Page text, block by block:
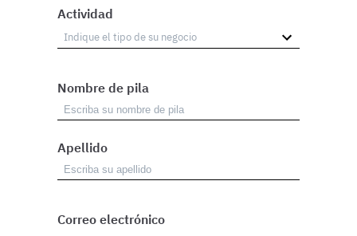
Actividad
Nombre de pila
Apellido
Correo electrónico